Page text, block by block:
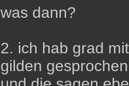
was dann?
2. ich hab grad
gilden